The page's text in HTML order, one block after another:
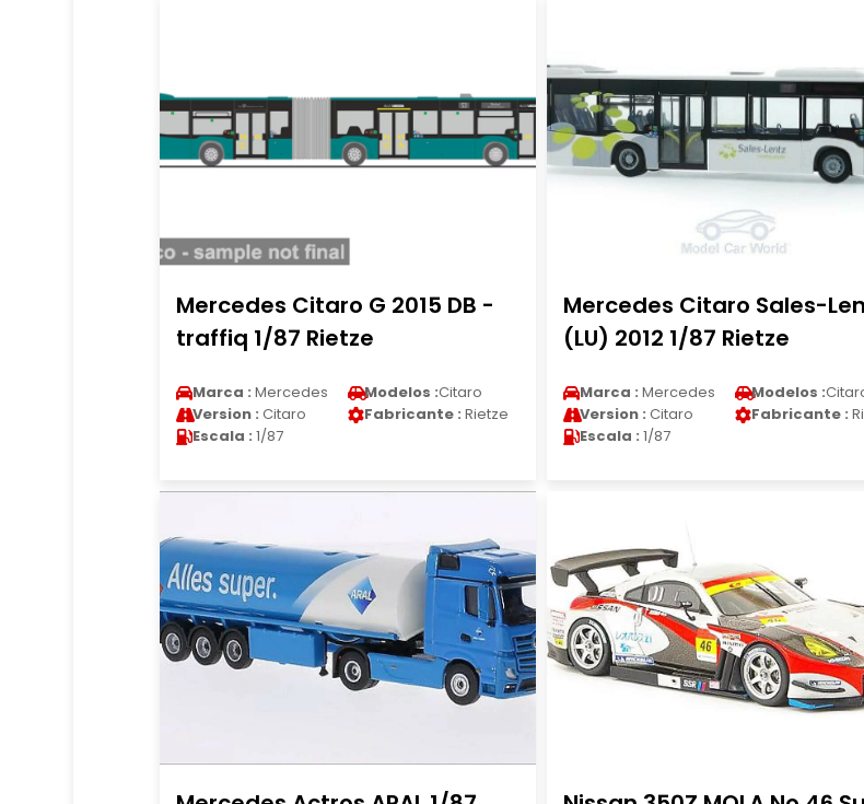
Mercedes Citaro G 2015 DB -
traffiq 1/87 Rietze
Marca : Mercedes Modelos :Citaro
Version : Citaro Fabricante : Rietze
Escala : 1/87
Mercedes Citaro Sales-
(LU) 2012 1/87 Rietze
Marca : Mercedes Modelos :
Version : Citaro Fabricante :
Escala : 1/87